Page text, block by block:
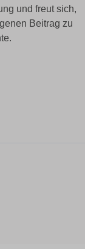
und freut sich,
Beitrag zu